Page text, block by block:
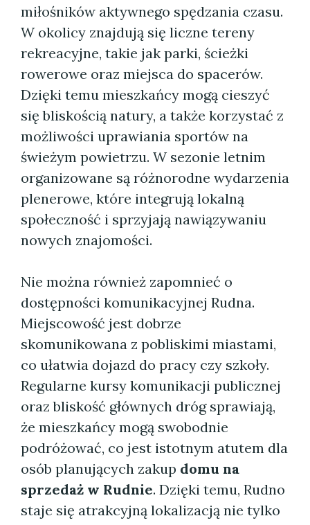
miłośników aktywnego spędzania czasu.
W okolicy znajdują się liczne tereny
rekreacyjne, takie jak parki, ścieżki
rowerowe oraz miejsca do spacerów.
Dzięki temu mieszkańcy mogą cieszyć
się bliskością natury, a także korzystać z
możliwości uprawiania sportów na
świeżym powietrzu. W sezonie letnim
organizowane są różnorodne wydarzenia
plenerowe, które integrują lokalną
społeczność i sprzyjają nawiązywaniu
nowych znajomości.
Nie można również zapomnieć o
dostępności komunikacyjnej Rudna.
Miejscowość jest dobrze
skomunikowana z pobliskimi miastami,
co ułatwia dojazd do pracy czy szkoły.
Regularne kursy komunikacji publicznej
oraz bliskość głównych dróg sprawiają,
że mieszkańcy mogą swobodnie
podróżować, co jest istotnym atutem dla
osób planujących zakup domu na
sprzedaż w Rudnie. Dzięki temu, Rudno
staje się atrakcyjną lokalizacją nie tylko